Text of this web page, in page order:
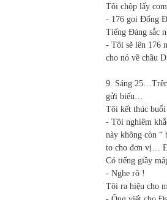
Tôi chộp lấy
- 176 gọi Đống
Tiếng Đáng sắc
- Tôi sẽ lên 176
cho nó về chầu
9. Sáng
gửi biếu…
Tôi kết thúc
- Tôi nghiêm
này không còn “
to cho đơn vị…
Có tiếng giầy
- Nghe rõ !
Tôi ra hiệu cho